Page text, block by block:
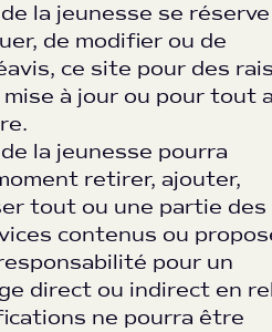
la jeunesse se
de modifier ou de
ce site pour des
mise à jour ou pour tout
la jeunesse pourra
retirer, ajouter,
tout ou une partie des
contenus ou
pour un
direct ou indirect en
ne pourra être